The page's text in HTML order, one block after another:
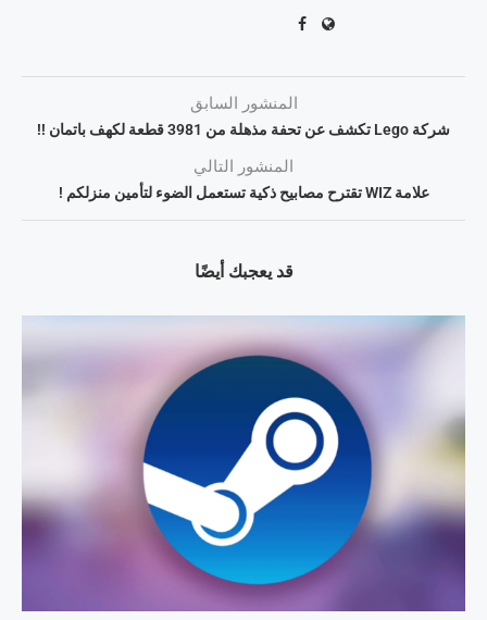
المنشور السابق
شركة Lego تكشف عن تحفة مذهلة من 3981 قطعة لكهف باتمان !!
المنشور التالي
علامة WIZ تقترح مصابيح ذكية تستعمل الضوء لتأمين منزلكم !
قد يعجبك أيضًا